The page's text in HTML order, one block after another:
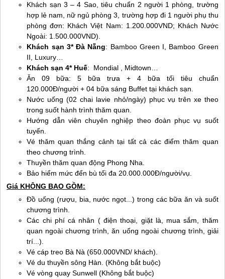
Khách sạn 3 – 4 Sao, tiêu chuẩn 2 người 1 phòng, trường
hợp lẻ nam, nữ ngủ phòng 3, trường hợp đi 1 người phụ thu
phòng đơn: Khách Việt Nam: 1.200.000VND; Khách Nước
Ngoài: 1.500.000VND).
Khách sạn 3*Đà Nẵng: Bamboo Green I, Bamboo Green
II, Luxury…
Khách sạn 4* Huế: Mondial , Midtown…
Ăn 09 bữa: 5 bữa trưa + 4 bữa tối tiêu chuẩn
120.000Đ/người + 04 bữa sáng Buffet tại khách sạn.
Nước uống (02 chai lavie nhỏ/ngày) phục vụ trên xe theo
trong suốt hành trình thăm quan.
Hướng dẫn viên chuyên nghiệp theo đoàn phục vụ suốt
tuyến.
Vé thăm quan thắng cảnh tại tất cả các điểm thăm quan
theo chương trình.
Thuyền thăm quan động Phong Nha.
Bảo hiểm mức đển bù tối đa 20.000.000Đ/người/vụ.
Giá KHÔNG BAO GỒM:
Đồ uống (rượu, bia, nước ngọt...) trong các bữa ăn và suốt
chương trình.
Các chi phí cá nhân ( điện thoại, giặt là, mua sắm, thăm
quan ngoài chương trình, ăn uống ngoài chương trình, giải
trí...).
Vé cáp treo Bà Nà (650.000VND/ khách).
Vé du thuyền sông Hàn. (Không bắt buộc)
Vé vòng quay Sunwell (Không bắt buộc)